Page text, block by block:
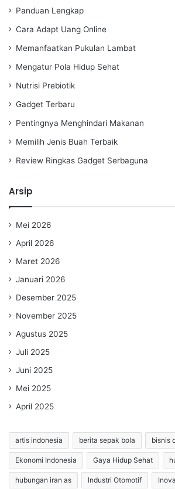
Panduan Lengkap
Cara Adapt Uang Online
Memanfaatkan Pukulan Lambat
Mengatur Pola Hidup Sehat
Nutrisi Prebiotik
Gadget Terbaru
Pentingnya Menghindari Makanan
Memilih Jenis Buah Terbaik
Review Ringkas Gadget Serbaguna
Arsip
Mei 2026
April 2026
Maret 2026
Januari 2026
Desember 2025
November 2025
Agustus 2025
Juli 2025
Juni 2025
Mei 2025
April 2025
artis indonesia berita sepak bola bisnis
Ekonomi Indonesia Gaya Hidup Sehat
hubungan iran as Industri Otomotif